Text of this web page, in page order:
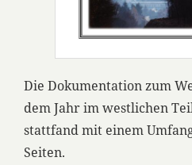
Die Dokumentation zum
dem Jahr im westlichen
stattfand mit einem
Seiten.